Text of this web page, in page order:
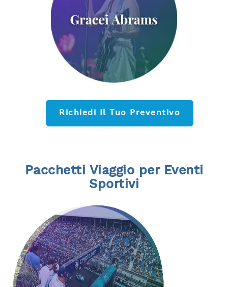
Richiedi Il Tuo Preventivo
Pacchetti Viaggio per Eventi
Sportivi